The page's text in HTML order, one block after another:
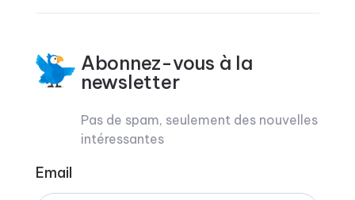
Abonnez-vous à la
newsletter
Pas de spam, seulement des nouvelles
intéressantes
Email